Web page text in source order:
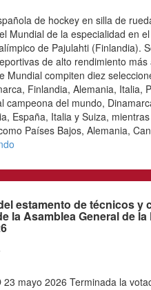
La selección española de
eléctrica finalizó este domingo
en el Centro de Entrenamiento
Pajuhlati (Finlandia), el mejor
campeonatos, superando la
2022. España completó la fase de
sobre Dinamarca y derrotas con
que le impidió pelear por las
ganó a Australia (12-13), con los
marcados por Roger Badia, y en
sexto puesto cayó con Bélgica...
España, lista para el Mundial
ruedas eléctrica
La selección española de hockey